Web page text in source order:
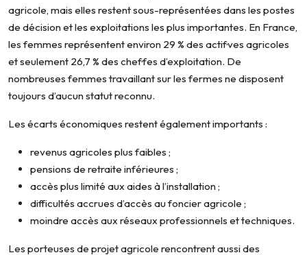
agricole, mais elles restent sous-représentées dans les postes
de décision et les exploitations les plus importantes. En France,
les femmes représentent environ 29 % des actif·ves agricoles
et seulement 26,7 % des chef·fes d’exploitation. De
nombreuses femmes travaillant sur les fermes ne disposent
toujours d’aucun statut reconnu.
Les écarts économiques restent également importants :
revenus agricoles plus faibles ;
pensions de retraite inférieures ;
accès plus limité aux aides à l’installation ;
difficultés accrues d’accès au foncier agricole ;
moindre accès aux réseaux professionnels et techniques.
Les porteuses de projet agricole rencontrent aussi des